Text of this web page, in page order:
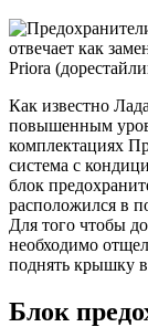
Как известно
повышенным
комплектациях
система с
блок
расположился в
Для того чтобы
необходимо
поднять крышку
Блок